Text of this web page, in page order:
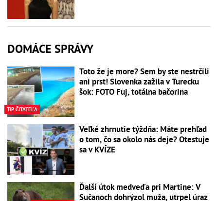
DOMÁCE SPRÁVY
TIP ČITATEĽA
Toto že je more? Sem by ste nestrčili
ani prst! Slovenka zažila v Turecku
šok: FOTO Fuj, totálna bačorina
Veľké zhrnutie týždňa: Máte prehľad
o tom, čo sa okolo nás deje? Otestuje
sa v KVÍZE
Ďalší útok medveďa pri Martine: V
Sučanoch dohrýzol muža, utrpel úraz